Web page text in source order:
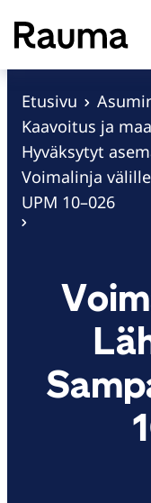
S
i
Etusivu
Kaavoitus ja
Hyväksytyt
Voimalinja
UPM 10–026